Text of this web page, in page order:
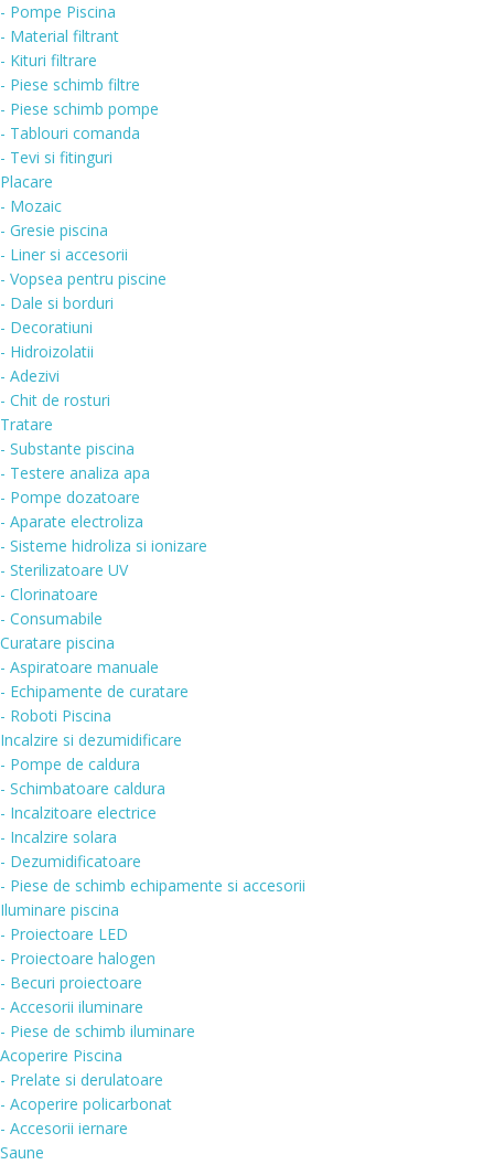
- Pompe Piscina
- Material filtrant
- Kituri filtrare
- Piese schimb filtre
- Piese schimb pompe
- Tablouri comanda
- Tevi si fitinguri
Placare
- Mozaic
- Gresie piscina
- Liner si accesorii
- Vopsea pentru piscine
- Dale si borduri
- Decoratiuni
- Hidroizolatii
- Adezivi
- Chit de rosturi
Tratare
- Substante piscina
- Testere analiza apa
- Pompe dozatoare
- Aparate electroliza
- Sisteme hidroliza si ionizare
- Sterilizatoare UV
- Clorinatoare
- Consumabile
Curatare piscina
- Aspiratoare manuale
- Echipamente de curatare
- Roboti Piscina
Incalzire si dezumidificare
- Pompe de caldura
- Schimbatoare caldura
- Incalzitoare electrice
- Incalzire solara
- Dezumidificatoare
- Piese de schimb echipamente si accesorii
Iluminare piscina
- Proiectoare LED
- Proiectoare halogen
- Becuri proiectoare
- Accesorii iluminare
- Piese de schimb iluminare
Acoperire Piscina
- Prelate si derulatoare
- Acoperire policarbonat
- Accesorii iernare
Saune